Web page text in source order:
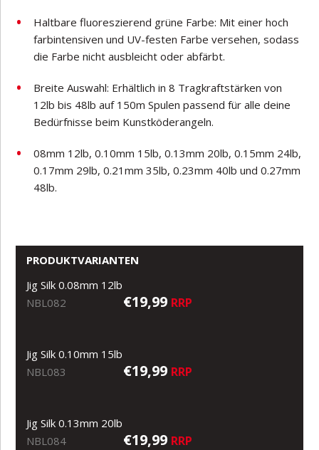
Haltbare fluoreszierend grüne Farbe: Mit einer hoch
farbintensiven und UV-festen Farbe versehen, sodass
die Farbe nicht ausbleicht oder abfärbt.
Breite Auswahl: Erhältlich in 8 Tragkraftstärken von
12lb bis 48lb auf 150m Spulen passend für alle deine
Bedürfnisse beim Kunstköderangeln.
08mm 12lb, 0.10mm 15lb, 0.13mm 20lb, 0.15mm 24lb,
0.17mm 29lb, 0.21mm 35lb, 0.23mm 40lb und 0.27mm
48lb.
PRODUKTVARIANTEN
Jig Silk 0.08mm 12lb
NBL082
€19,99 RRP
Jig Silk 0.10mm 15lb
NBL083
€19,99 RRP
Jig Silk 0.13mm 20lb
NBL084
€19,99 RRP